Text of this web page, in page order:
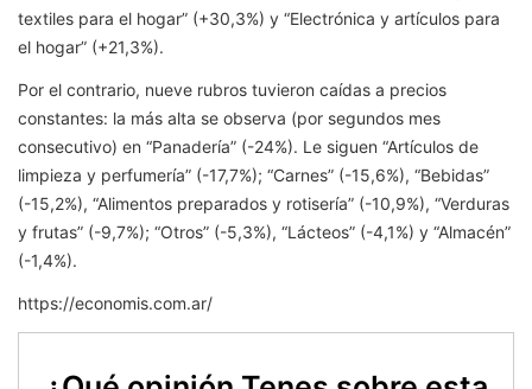
textiles para el hogar” (+30,3%) y “Electrónica y artículos para
el hogar” (+21,3%).
Por el contrario, nueve rubros tuvieron caídas a precios
constantes: la más alta se observa (por segundos mes
consecutivo) en “Panadería” (-24%). Le siguen “Artículos de
limpieza y perfumería” (-17,7%); “Carnes” (-15,6%), “Bebidas”
(-15,2%), “Alimentos preparados y rotisería” (-10,9%), “Verduras
y frutas” (-9,7%); “Otros” (-5,3%), “Lácteos” (-4,1%) y “Almacén”
(-1,4%).
https://economis.com.ar/